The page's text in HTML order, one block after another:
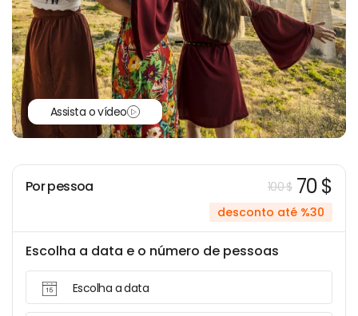
Assista o vídeo
Por pessoa 100 $ 70 $
desconto até %30
Escolha a data e o número de pessoas
Escolha a data